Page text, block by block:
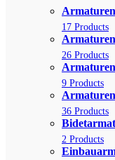
17 Products
26 Products
9 Products
36 Products
2 Products